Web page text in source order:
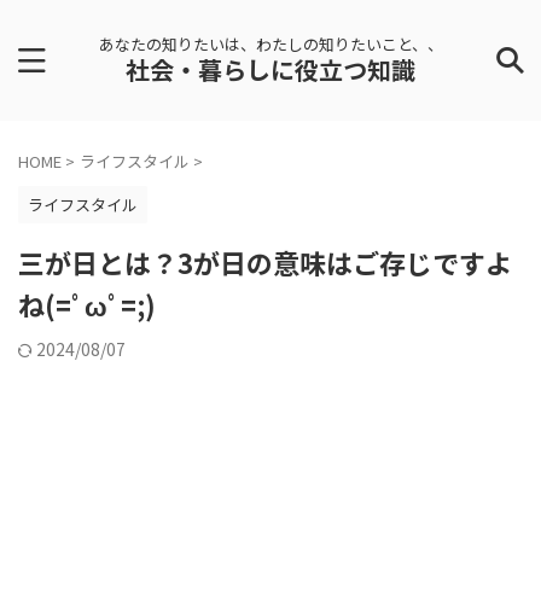
あなたの知りたいは、わたしの知りたいこと、、
社会・暮らしに役立つ知識
HOME > ライフスタイル >
ライフスタイル
三が日とは？3が日の意味はご存じですよ
ね(=ﾟωﾟ=;)
2024/08/07